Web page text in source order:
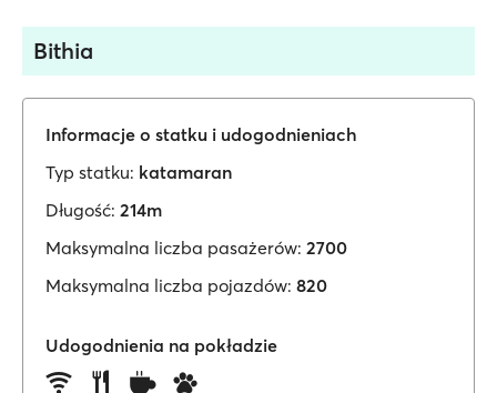
Bithia
Informacje o statku i udogodnieniach
Typ statku: katamaran
Długość: 214m
Maksymalna liczba pasażerów: 2700
Maksymalna liczba pojazdów: 820
Udogodnienia na pokładzie